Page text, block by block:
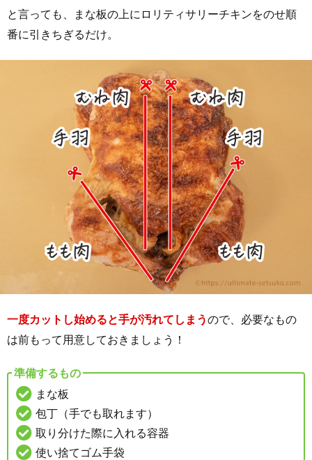
と言っても、まな板の上にロリティサリーチキンをのせ順
番に引きちぎるだけ。
一度カットし始めると手が汚れてしまうので、必要なもの
は前もって用意しておきましょう！
準備するもの
まな板
包丁（手でも取れます）
取り分けた際に入れる容器
使い捨てゴム手袋